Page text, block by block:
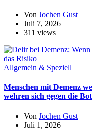
Von Jochen Gust
Juli 7, 2026
311 views
Allgemein & Speziell
Menschen mit Demenz
wehren sich gegen die
Von Jochen Gust
Juli 1, 2026